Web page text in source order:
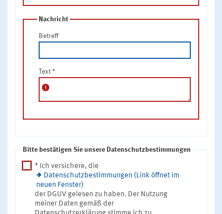
Nachricht
Betreff
Text *
error
Bitte bestätigen Sie unsere Datenschutzbestimmungen
* Ich versichere, die
Datenschutzbestimmungen (Link öffnet im
neuen Fenster)
der DGUV gelesen zu haben. Der Nutzung
meiner Daten gemäß der